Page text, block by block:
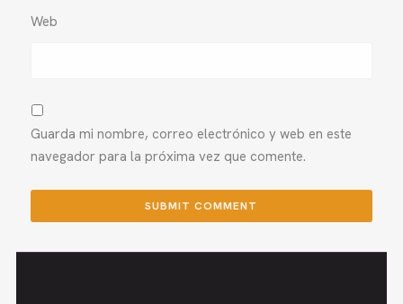
Web
Guarda mi nombre, correo electrónico y web en este
navegador para la próxima vez que comente.